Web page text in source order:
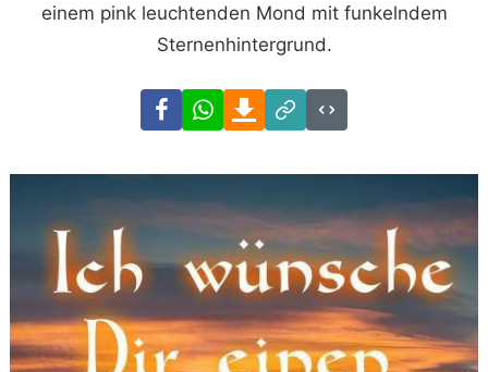
einem pink leuchtenden Mond mit funkelndem
Sternenhintergrund.
FacebookWhatsAppDownload
Link
Code